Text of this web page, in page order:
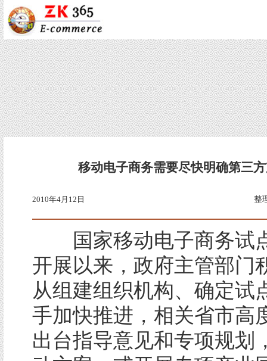
移动电子商务需要尽快明确第三
2010年4月12日 整
国家移动电子商务试
开展以来，政府主管部门
从组建组织机构、确定试
手加快推进，相关省市高
出台指导意见和专项规划